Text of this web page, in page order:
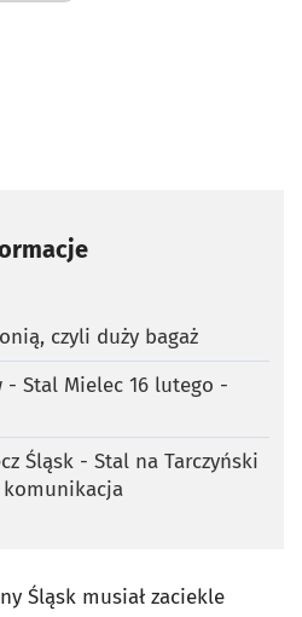
czyli duży bagaż
- Stal Mielec 16 lutego -
Śląsk - Stal na Tarczyński
komunikacja
Śląsk musiał zaciekle